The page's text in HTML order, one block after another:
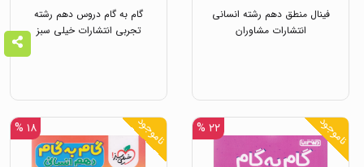
فینال منطق دهم رشته انسانی
انتشارات مشاوران
گام به گام دروس دهم رشته
تجربی انتشارات خیلی سبز
ناموجود ۲۲ % ناموجود ۱۸ %